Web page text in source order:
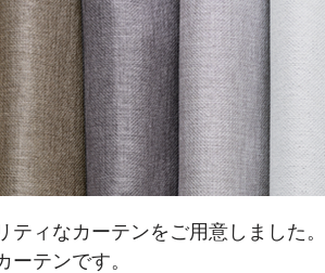
ィなカーテンをご用意しました。
テンです。